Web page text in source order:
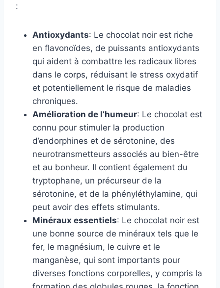
:
Antioxydants: Le chocolat noir est riche
en flavonoïdes, de puissants antioxydants
qui aident à combattre les radicaux libres
dans le corps, réduisant le stress oxydatif
et potentiellement le risque de maladies
chroniques.
Amélioration de l’humeur: Le chocolat est
connu pour stimuler la production
d’endorphines et de sérotonine, des
neurotransmetteurs associés au bien-être
et au bonheur. Il contient également du
tryptophane, un précurseur de la
sérotonine, et de la phényléthylamine, qui
peut avoir des effets stimulants.
Minéraux essentiels: Le chocolat noir est
une bonne source de minéraux tels que le
fer, le magnésium, le cuivre et le
manganèse, qui sont importants pour
diverses fonctions corporelles, y compris la